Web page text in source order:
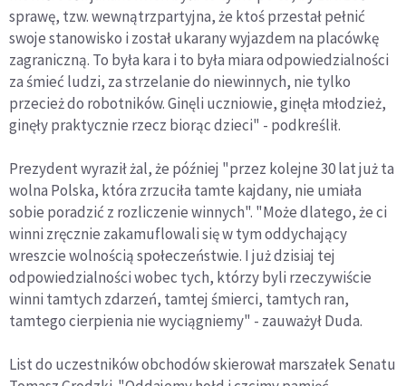
sprawę, tzw. wewnątrzpartyjna, że ktoś przestał pełnić
swoje stanowisko i został ukarany wyjazdem na placówkę
zagraniczną. To była kara i to była miara odpowiedzialności
za śmieć ludzi, za strzelanie do niewinnych, nie tylko
przecież do robotników. Ginęli uczniowie, ginęła młodzież,
ginęły praktycznie rzecz biorąc dzieci" - podkreślił.
Prezydent wyraził żal, że później "przez kolejne 30 lat już ta
wolna Polska, która zrzuciła tamte kajdany, nie umiała
sobie poradzić z rozliczenie winnych". "Może dlatego, że ci
winni zręcznie zakamuflowali się w tym oddychający
wreszcie wolnością społeczeństwie. I już dzisiaj tej
odpowiedzialności wobec tych, którzy byli rzeczywiście
winni tamtych zdarzeń, tamtej śmierci, tamtych ran,
tamtego cierpienia nie wyciągniemy" - zauważył Duda.
List do uczestników obchodów skierował marszałek Senatu